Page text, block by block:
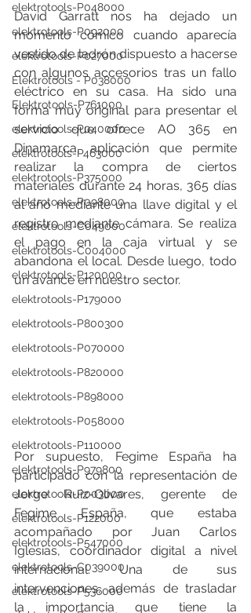
elektrotools-P048000
elektrotools-P092000
elektrotools-P027000
Elektrotools - P038000
Elektrotools-P761000
elektrotools-P040000
elektrotools-P463000
elektrotools-P375000
elektrotools-P098000
elektrotools-C049000
elektrotools-C004000
elektrotools-P120000
elektrotools-P179000
elektrotools-P800300
elektrotools-P070000
elektrotools-P820000
elektrotools-P898000
elektrotools-P058000
elektrotools-P110000
elektrotools-P979800
elektrotools-P003000
elektrotools-P122000
elektrotools-P547000
elektrotools-C039000
elektrotools-P536000
David Garratt nos ha dejado un
momento cómico cuando aparecía
vestido de ladrón dispuesto a hacerse
con algunos accesorios tras un fallo
eléctrico en su casa. Ha sido una
forma muy original para presentar el
servicio que ofrece AO 365 en
Dinamarca, aplicación que permite
realizar la compra de ciertos
materiales durante 24 horas, 365 días
al año mediante una llave digital y el
registro mediante cámara. Se realiza
el pago en la caja virtual y se
abandona el local. Desde luego, todo
un avance en nuestro sector.
Por supuesto, Fegime España ha
participado con la representación de
Jorge Ruiz-Olivares, gerente de
Fegime España, que estaba
acompañado por Juan Carlos
Iglesias, coordinador digital a nivel
internacional. Una de sus
intervenciones, además de trasladar
la importancia que tiene la